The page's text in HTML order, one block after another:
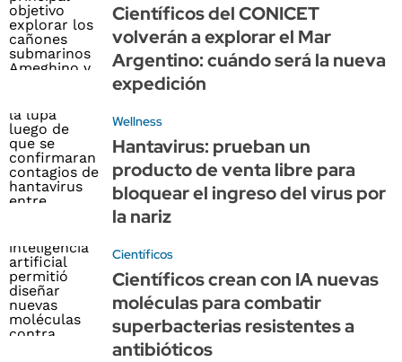
Científicos del CONICET
volverán a explorar el Mar
Argentino: cuándo será la nueva
expedición
Wellness
Hantavirus: prueban un
producto de venta libre para
bloquear el ingreso del virus por
la nariz
Científicos
Científicos crean con IA nuevas
moléculas para combatir
superbacterias resistentes a
antibióticos